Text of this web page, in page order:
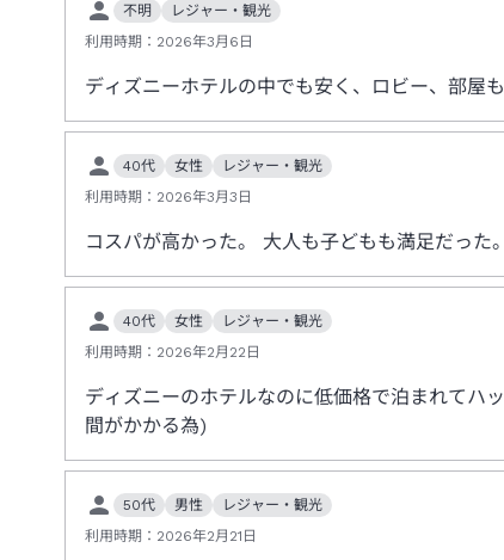
不明
レジャー・観光
利用時期： 2026年3月6日
ディズニーホテルの中でも安く、ロビー、部屋
40代 女性
レジャー・観光
利用時期： 2026年3月3日
コスパが高かった。 大人も子どもも満足だった。
40代 女性
レジャー・観光
利用時期： 2026年2月22日
ディズニーのホテルなのに低価格で泊まれてハ
間がかかる為)
50代 男性
レジャー・観光
利用時期： 2026年2月21日